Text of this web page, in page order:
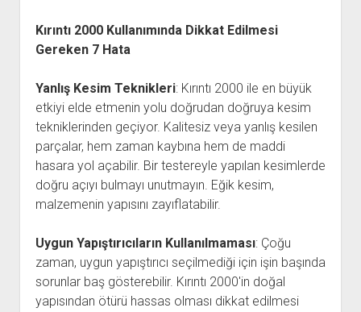
Kırıntı 2000 Kullanımında Dikkat Edilmesi
Gereken 7 Hata
Yanlış Kesim Teknikleri: Kırıntı 2000 ile en büyük
etkiyi elde etmenin yolu doğrudan doğruya kesim
tekniklerinden geçiyor. Kalitesiz veya yanlış kesilen
parçalar, hem zaman kaybına hem de maddi
hasara yol açabilir. Bir testereyle yapılan kesimlerde
doğru açıyı bulmayı unutmayın. Eğik kesim,
malzemenin yapısını zayıflatabilir.
Uygun Yapıştırıcıların Kullanılmaması: Çoğu
zaman, uygun yapıştırıcı seçilmediği için işin başında
sorunlar baş gösterebilir. Kırıntı 2000'in doğal
yapısından ötürü hassas olması dikkat edilmesi